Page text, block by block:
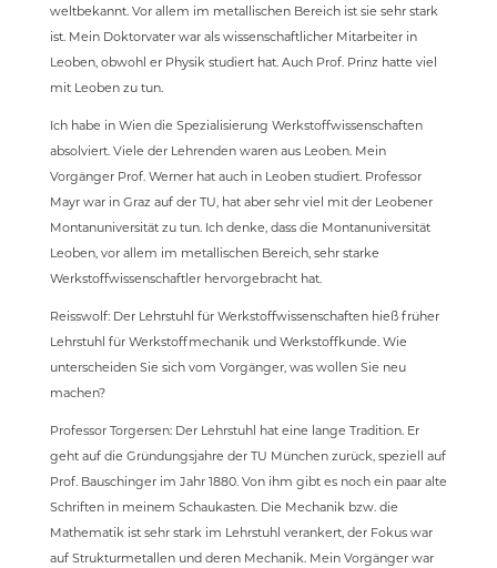
weltbekannt. Vor allem im metallischen Bereich ist sie sehr stark
ist. Mein Doktorvater war als wissenschaftlicher Mitarbeiter in
Leoben, obwohl er Physik studiert hat. Auch Prof. Prinz hatte viel
mit Leoben zu tun.
Ich habe in Wien die Spezialisierung Werkstoffwissenschaften
absolviert. Viele der Lehrenden waren aus Leoben. Mein
Vorgänger Prof. Werner hat auch in Leoben studiert. Professor
Mayr war in Graz auf der TU, hat aber sehr viel mit der Leobener
Montanuniversität zu tun. Ich denke, dass die Montanuniversität
Leoben, vor allem im metallischen Bereich, sehr starke
Werkstoffwissenschaftler hervorgebracht hat.
Reisswolf: Der Lehrstuhl für Werkstoffwissenschaften hieß früher
Lehrstuhl für Werkstoffmechanik und Werkstoffkunde. Wie
unterscheiden Sie sich vom Vorgänger, was wollen Sie neu
machen?
Professor Torgersen: Der Lehrstuhl hat eine lange Tradition. Er
geht auf die Gründungsjahre der TU München zurück, speziell auf
Prof. Bauschinger im Jahr 1880. Von ihm gibt es noch ein paar alte
Schriften in meinem Schaukasten. Die Mechanik bzw. die
Mathematik ist sehr stark im Lehrstuhl verankert, der Fokus war
auf Strukturmetallen und deren Mechanik. Mein Vorgänger war